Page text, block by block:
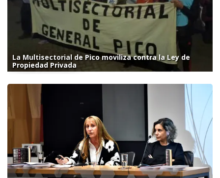
La Multisectorial de Pico moviliza contra la Ley de
Propiedad Privada